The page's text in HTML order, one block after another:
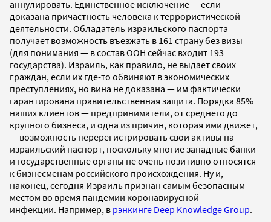
аннулировать. Единственное исключение — если
доказана причастность человека к террористической
деятельности. Обладатель израильского паспорта
получает возможность въезжать в 161 страну без визы
(для понимания — в состав ООН сейчас входит 193
государства). Израиль, как правило, не выдает своих
граждан, если их где-то обвиняют в экономических
преступлениях, но вина не доказана — им фактически
гарантирована правительственная защита. Порядка 85%
наших клиентов — предприниматели, от среднего до
крупного бизнеса, и одна из причин, которая ими движет,
— возможность перерегистрировать свои активы на
израильский паспорт, поскольку многие западные банки
и государственные органы не очень позитивно относятся
к бизнесменам российского происхождения. Ну и,
наконец, сегодня Израиль признан самым безопасным
местом во время пандемии коронавирусной
инфекции. Например, в рэнкинге Deep Knowledge Group.